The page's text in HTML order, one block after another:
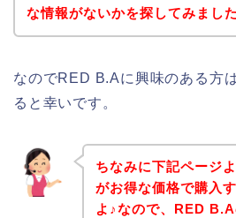
な情報がないかを探してみまし
なのでRED B.Aに興味のある方
ると幸いです。
ちなみに下記ページ
がお得な価格で購入
よ♪なので、RED